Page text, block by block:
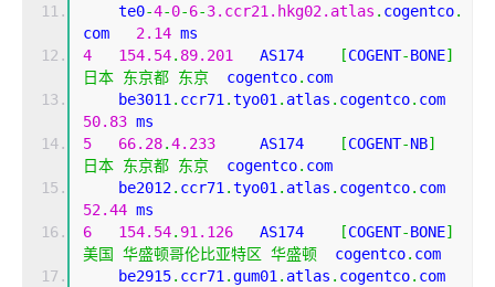
    te0
-4-0-6-3.ccr21.hkg02.atlas . cogentco.
com 2.14 ms
4
154.54. 89.201
   AS174
[COGENT-BONE]
日本 东京都 东京
  cogentco
. com
    be3011
. ccr71.tyo01. atlas . cogentco.
50.83 ms
5
66.28.4.233
     AS174
[COGENT-NB]
日本 东京都 东京
  cogentco
. com
    be2012
. ccr71.tyo01. atlas . cogentco.
52.44 ms
6
154.54. 91.126
   AS174
[COGENT-BONE]
美国
华盛顿哥伦比亚特区 华盛顿
  cogentco
. com
    be2915
. ccr71.gum01. atlas . cogentco.